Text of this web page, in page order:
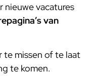
nieuwe vacatures
van
te missen of te laat
te komen.